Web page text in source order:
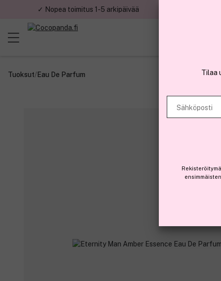
✓ Nopea toimitus 1-5 arkipäivää
Tuoksut/Eau De Parfum Tilaa
Sähköposti